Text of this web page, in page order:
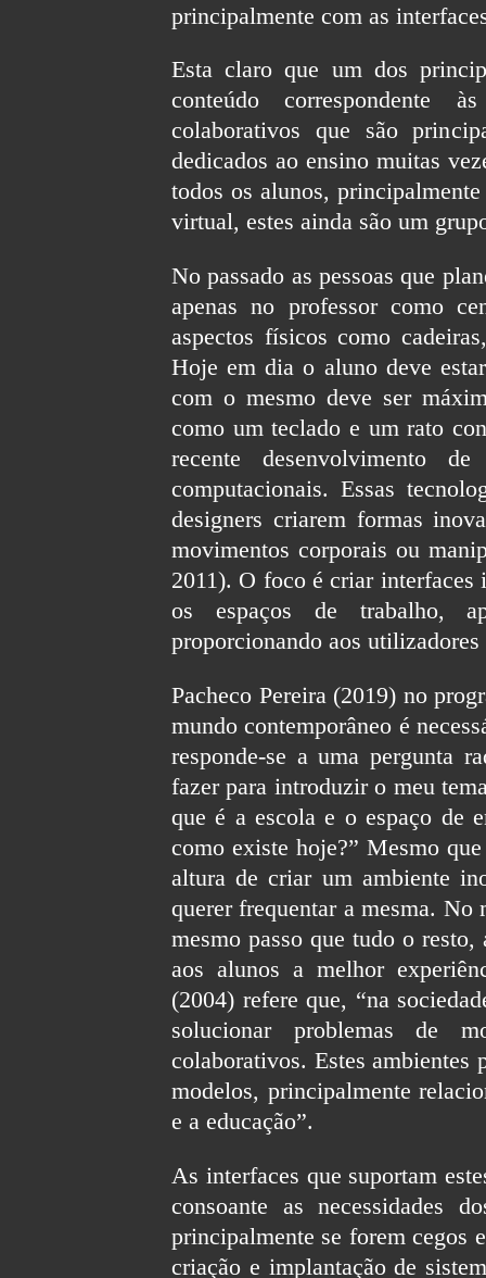
principalmente com as
Esta claro que um dos
conteúdo correspondente
colaborativos que são
dedicados ao ensino muitas
todos os alunos,
virtual, estes ainda são um
No passado as pessoas que
apenas no professor como
aspectos físicos como
Hoje em dia o aluno deve
com o mesmo deve ser
como um teclado e um rato
recente desenvolvimento
computacionais. Essas
designers criarem formas
movimentos corporais ou
2011). O foco é criar interfaces
os espaços de trabalho,
proporcionando aos
Pacheco Pereira (2019) no
mundo contemporâneo é
responde-se a uma pergunta
fazer para introduzir o meu
que é a escola e o espaço de
como existe hoje?” Mesmo
altura de criar um ambiente
querer frequentar a mesma.
mesmo passo que tudo o
aos alunos a melhor
(2004) refere que, “na
solucionar problemas de
colaborativos. Estes ambientes
modelos, principalmente
e a educação”.
As interfaces que suportam
consoante as necessidades
principalmente se forem cegos
criação e implantação de